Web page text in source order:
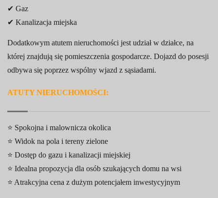
✔ Gaz
✔ Kanalizacja miejska
Dodatkowym atutem nieruchomości jest udział w działce, na
której znajdują się pomieszczenia gospodarcze. Dojazd do posesji
odbywa się poprzez wspólny wjazd z sąsiadami.
ATUTY NIERUCHOMOŚCI:
⭐ Spokojna i malownicza okolica
⭐ Widok na pola i tereny zielone
⭐ Dostęp do gazu i kanalizacji miejskiej
⭐ Idealna propozycja dla osób szukających domu na wsi
⭐ Atrakcyjna cena z dużym potencjałem inwestycyjnym